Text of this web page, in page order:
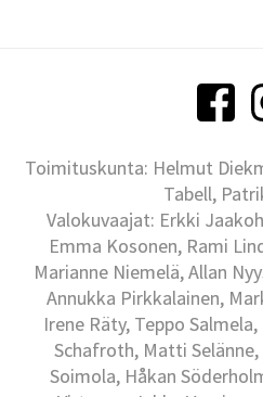
Toimituskunta: Helmut
Tabell,
Valokuvaajat: Erkki
Emma Kosonen, Rami
Marianne Niemelä, Allan
Annukka Pirkkalainen,
Irene Räty, Teppo
Schafroth, Matti
Soimola, Håkan